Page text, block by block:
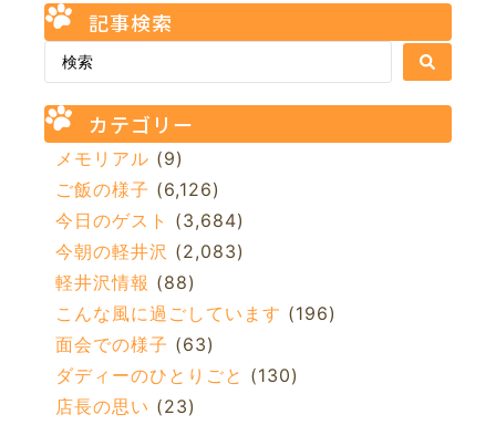
記事検索
カテゴリー
メモリアル (9)
ご飯の様子 (6,126)
今日のゲスト (3,684)
今朝の軽井沢 (2,083)
軽井沢情報 (88)
こんな風に過ごしています (196)
面会での様子 (63)
ダディーのひとりごと (130)
店長の思い (23)